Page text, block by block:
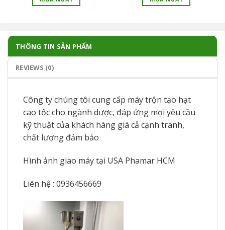
THÔNG TIN SẢN PHẨM
REVIEWS (0)
Công ty chúng tôi cung cấp máy trộn tạo hạt
cao tốc cho ngành dược, đáp ứng mọi yêu cầu
kỹ thuật của khách hàng giá cả cạnh tranh,
chất lượng đảm bảo
Hình ảnh giao máy tại USA Phamar HCM
Liên hệ : 0936456669